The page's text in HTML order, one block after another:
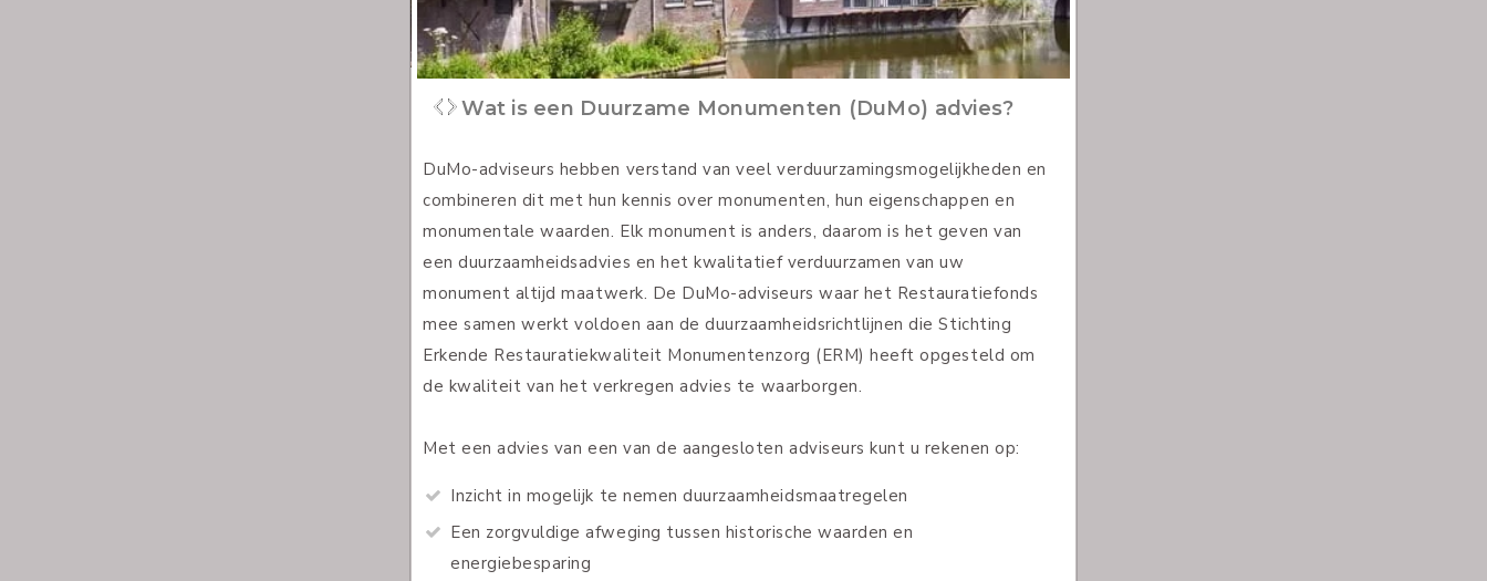
van veel
verduurzamingsmogelijkheden en
combineren dit met hun kennis over
monumenten, hun eigenschappen en
monument is anders, daarom is het
geven van een duurzaamheidsadvies
en het kwalitatief verduurzamen
van uw monument altijd maatwerk.
De DuMo-adviseurs waar het
Restauratiefonds mee samen werkt
voldoen aan de
duurzaamheidsrichtlijnen die
Restauratiekwaliteit
opgesteld om de kwaliteit van het
verkregen advies te waarborgen.